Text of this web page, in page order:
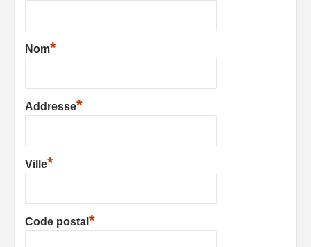
Nom*
Addresse*
Ville*
Code postal *